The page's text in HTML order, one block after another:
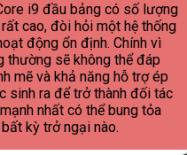
i9 đầu bảng có số lượng
cao, đòi hỏi một hệ thống
động ổn định. Chính vì
thường sẽ không thể đáp
mẽ và khả năng hỗ trợ ép
sinh ra để trở thành đối tác
nhất có thể bung tỏa
kỳ trở ngại nào.